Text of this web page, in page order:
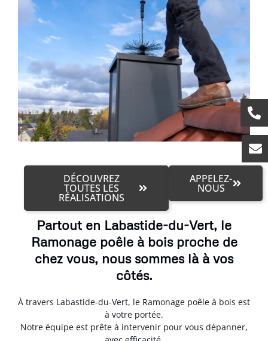
DÉCOUVREZ
TOUTES LES
RÉALISATIONS
APPELEZ-
NOUS
Partout en Labastide-du-Vert, le
Ramonage poêle à bois proche de
chez vous, nous sommes là à vos
côtés.
À travers Labastide-du-Vert, le Ramonage poêle à bois est
à votre portée.
Notre équipe est prête à intervenir pour vous dépanner,